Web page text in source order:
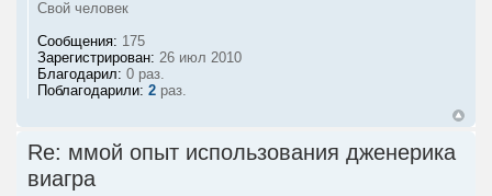
Свой человек
Сообщения: 175
Зарегистрирован: 26 июл 2010
Благодарил: 0 раз.
Поблагодарили: 2 раз.
Re: ммой опыт использования дженерика
виагра